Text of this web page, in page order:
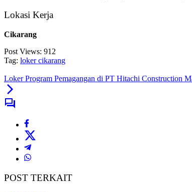
Lokasi Kerja
Cikarang
Post Views: 912
Tag: loker cikarang
Loker Program Pemagangan di PT Hitachi Construction
POST TERKAIT